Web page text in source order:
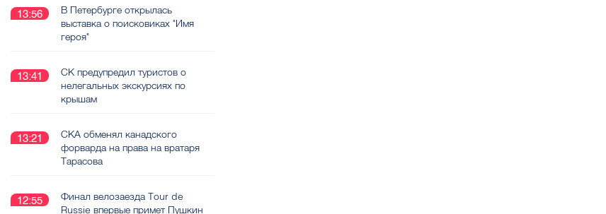
13:56
В Петербурге открылась
выставка о поисковиках "Имя
героя"
13:41
СК предупредил туристов о
нелегальных экскурсиях по
крышам
13:21
СКА обменял канадского
форварда на права на вратаря
Тарасова
12:55
Финал велозаезда Tour de
Russie впервые примет Пушкин